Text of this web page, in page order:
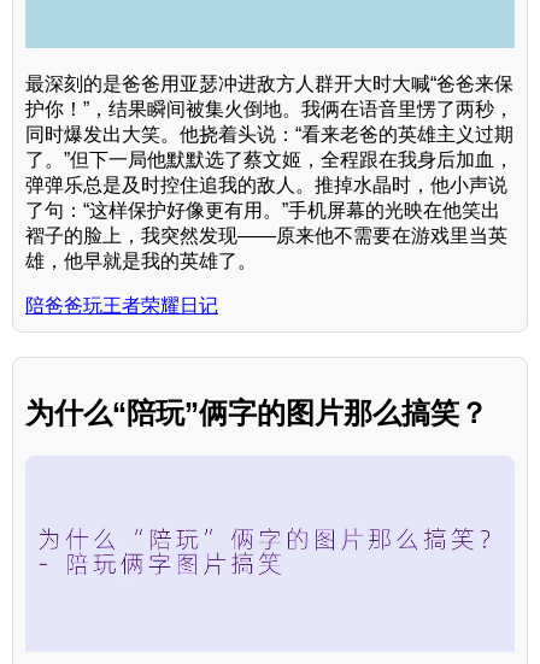
最深刻的是爸爸用亚瑟冲进敌方人群开大时大喊“爸爸来保
护你！”，结果瞬间被集火倒地。我俩在语音里愣了两秒，
同时爆发出大笑。他挠着头说：“看来老爸的英雄主义过期
了。”但下一局他默默选了蔡文姬，全程跟在我身后加血，
弹弹乐总是及时控住追我的敌人。推掉水晶时，他小声说
了句：“这样保护好像更有用。”手机屏幕的光映在他笑出
褶子的脸上，我突然发现——原来他不需要在游戏里当英
雄，他早就是我的英雄了。
陪爸爸玩王者荣耀日记
为什么“陪玩”俩字的图片那么搞笑？